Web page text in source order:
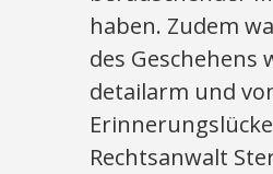
haben. Zudem
des Geschehens
detailarm und
Rechtsanwalt